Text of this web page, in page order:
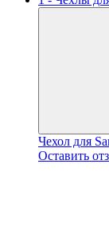
Чехол для
Оставить